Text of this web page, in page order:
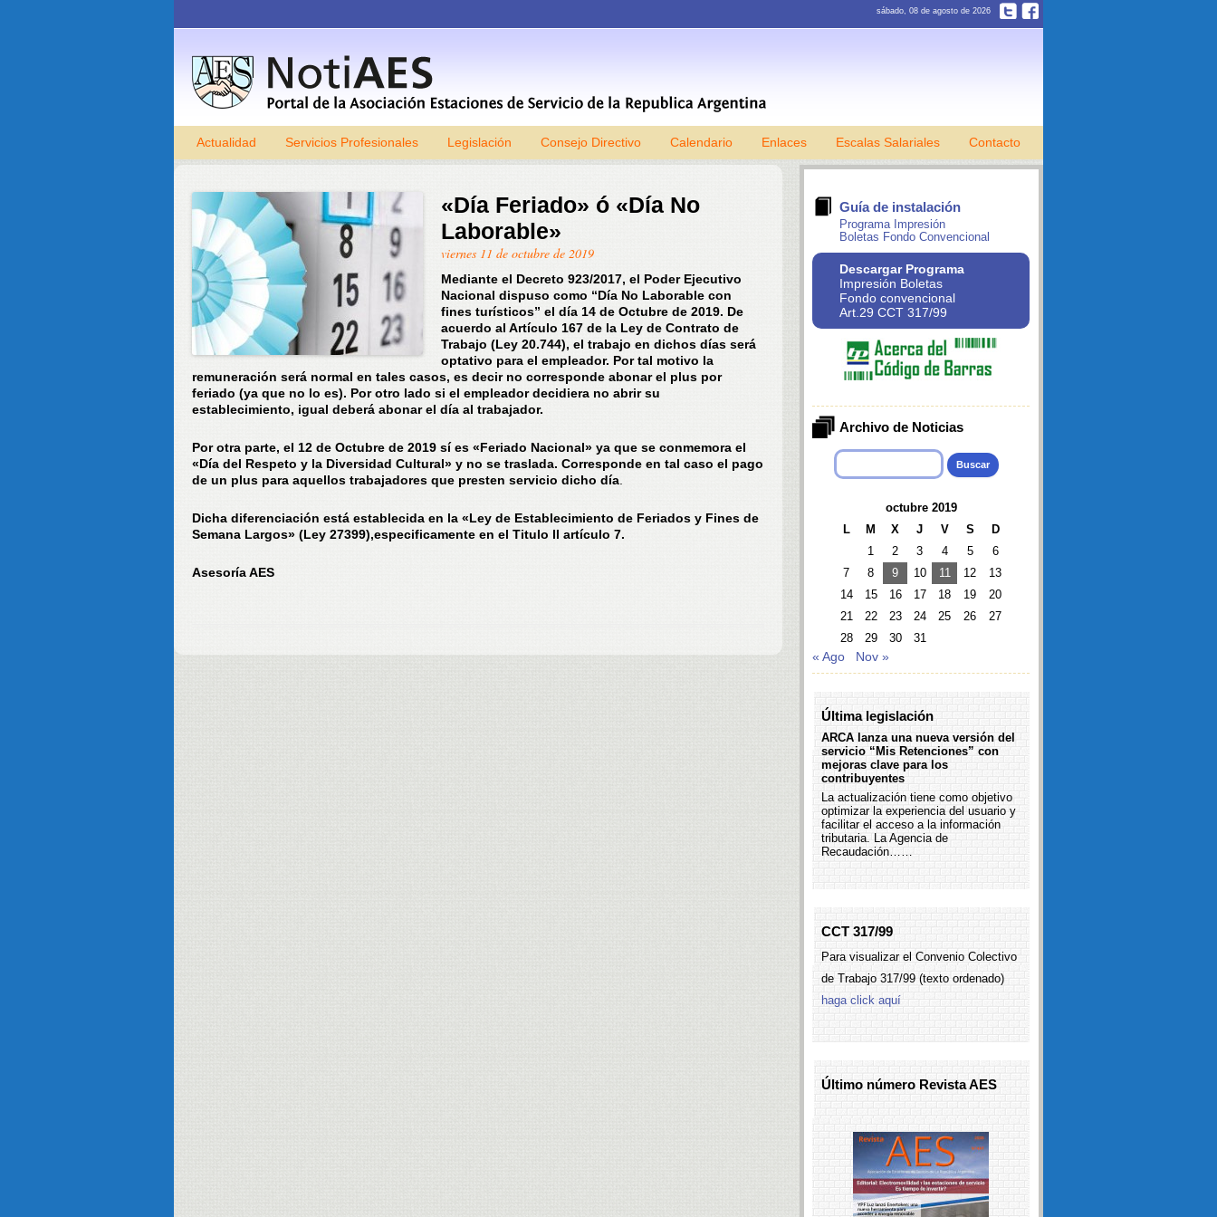
sábado, 08 de agosto de 2026
Skip to content
Actualidad Servicios Profesionales Legislación Consejo Directivo Calendario Enlaces Escalas Salariales Contacto
«Día Feriado» ó «Día No
Laborable»
viernes 11 de octubre de 2019
Mediante el Decreto 923/2017, el Poder Ejecutivo
Nacional dispuso como “Día No Laborable con
fines turísticos” el día 14 de Octubre de 2019. De
acuerdo al Artículo 167 de la Ley de Contrato de
Trabajo (Ley 20.744), el trabajo en dichos días será
optativo para el empleador. Por tal motivo la
remuneración será normal en tales casos, es decir no corresponde abonar el plus por
feriado (ya que no lo es). Por otro lado si el empleador decidiera no abrir su
establecimiento, igual deberá abonar el día al trabajador.
Por otra parte, el 12 de Octubre de 2019 sí es «Feriado Nacional» ya que se conmemora el
«Día del Respeto y la Diversidad Cultural» y no se traslada. Corresponde en tal caso el pago
de un plus para aquellos trabajadores que presten servicio dicho día
Dicha diferenciación está establecida en la «Ley de Establecimiento de Feriados y Fines de
Semana Largos» (Ley 27399),especificamente en el Titulo ll artículo 7.
Asesoría AES
Guía de instalación
Programa Impresión
Boletas Fondo Convencional
Descargar Programa
Impresión Boletas
Fondo convencional
Art.29 CCT 317/99
Archivo de Noticias
Buscar:
octubre 2019
L
M X J V S
D
1
2 3 4 5
6
7
8 9 10 11 12
13
14
15 16 17 18 19
20
21
22 23 24 25 26
27
28
29 30 31
« Ago Nov »
Última legislación
ARCA lanza una nueva versión del
servicio “Mis Retenciones” con
mejoras clave para los
contribuyentes
La actualización tiene como objetivo
optimizar la experiencia del usuario y
facilitar el acceso a la información
tributaria. La Agencia de
Recaudación……
CCT 317/99
Para visualizar el Convenio Colectivo
de Trabajo 317/99 (texto ordenado)
haga click aquí
Último número Revista AES